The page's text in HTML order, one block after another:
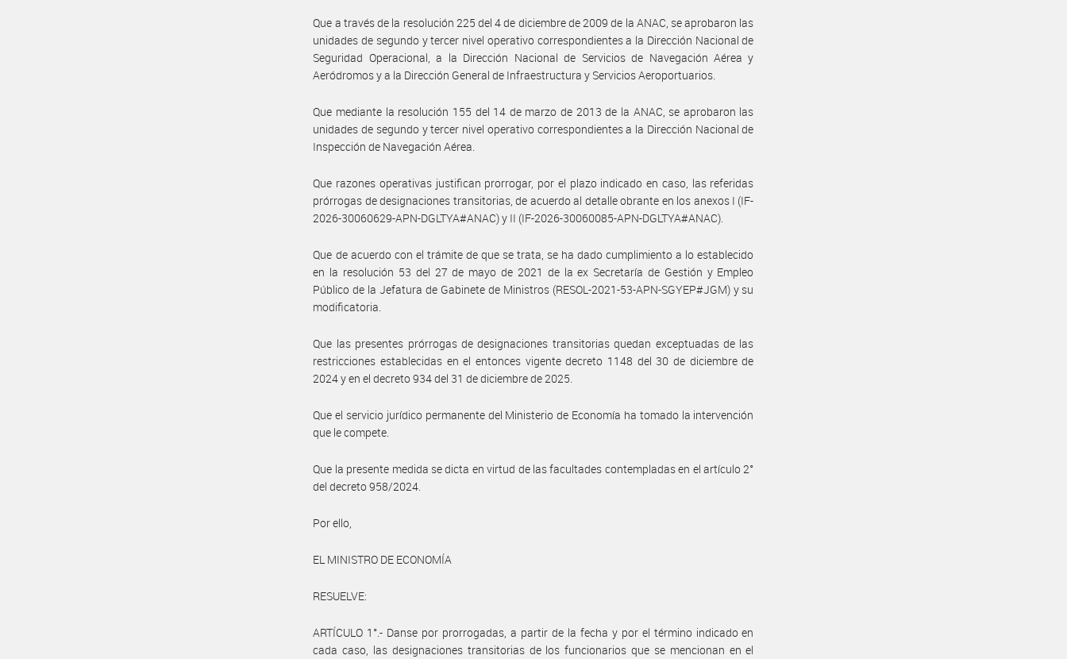
Que a través de la resolución 225 del 4 de diciembre de 2009 de la ANAC, se aprobaron las
unidades de segundo y tercer nivel operativo correspondientes a la Dirección Nacional de
Seguridad Operacional, a la Dirección Nacional de Servicios de Navegación Aérea y
Aeródromos y a la Dirección General de Infraestructura y Servicios Aeroportuarios.
Que mediante la resolución 155 del 14 de marzo de 2013 de la ANAC, se aprobaron las
unidades de segundo y tercer nivel operativo correspondientes a la Dirección Nacional de
Inspección de Navegación Aérea.
Que razones operativas justifican prorrogar, por el plazo indicado en caso, las referidas
prórrogas de designaciones transitorias, de acuerdo al detalle obrante en los anexos I (IF-
2026-30060629-APN-DGLTYA#ANAC) y II (IF-2026-30060085-APN-DGLTYA#ANAC).
Que de acuerdo con el trámite de que se trata, se ha dado cumplimiento a lo establecido
en la resolución 53 del 27 de mayo de 2021 de la ex Secretaría de Gestión y Empleo
Público de la Jefatura de Gabinete de Ministros (RESOL-2021-53-APN-SGYEP#JGM) y su
modificatoria.
Que las presentes prórrogas de designaciones transitorias quedan exceptuadas de las
restricciones establecidas en el entonces vigente decreto 1148 del 30 de diciembre de
2024 y en el decreto 934 del 31 de diciembre de 2025.
Que el servicio jurídico permanente del Ministerio de Economía ha tomado la intervención
que le compete.
Que la presente medida se dicta en virtud de las facultades contempladas en el artículo 2°
del decreto 958/2024.
Por ello,
EL MINISTRO DE ECONOMÍA
RESUELVE:
ARTÍCULO 1°.- Danse por prorrogadas, a partir de la fecha y por el término indicado en
cada caso, las designaciones transitorias de los funcionarios que se mencionan en el